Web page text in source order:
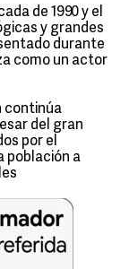
de 1990 y el
y grandes
durante
como un actor
continúa
del gran
por el
población a